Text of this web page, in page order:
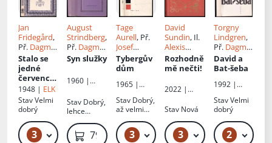
Jan
Fridegård,
Př. Dagmar
Chvojková
Stalo se
jedné
červenco
vé noci:
[román]
1948 | ELK
StavVelmi
dobrý
3 49 Kč – 59 Kč
August
Strindberg,
Př. Dagmar
Chvojková
Syn služky
1960 |
nakladatels
tví krásné
literatury,
hudby a
umění
Stav Dobrý,
lehce
obálka 79 Kč
Tage
Aurell, Př.
Josef
Vohryzek
Tybergův
dům
1965 |
fronta
Stav Dobrý,
až velmi
dobrý
3 49 Kč – 59 Kč
David
Sundin, Il.
Alexis
Holmqvist,
Př.Helena
Rozhodně
mě nečti!
2022 |
Group
Stav Nová
3 59 Kč – 139 Kč
Torgny
Lindgren,
Př. Dagmar
Hartlová
David a
Bat-šeba
1992 |
StavVelmi
dobrý
2 49 Kč